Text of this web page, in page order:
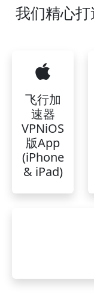
我们精心
飞行加
速器
VPNiOS
版App
(iPhone
& iPad)